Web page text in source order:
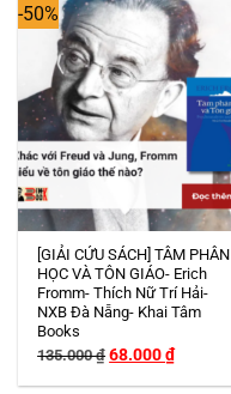
-50%
Hết hàng
[GIẢI CỨU SÁCH] TÂM PHÂN
HỌC VÀ TÔN GIÁO- Erich
Fromm- Thích Nữ Trí Hải-
NXB Đà Nẵng- Khai Tâm
Books
135.000₫Giá
gốc
là:
68.000₫Giá
hiện
tại